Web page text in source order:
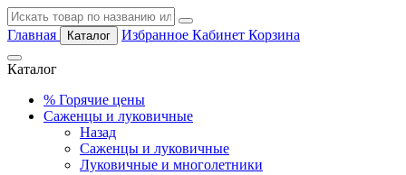
Главная Каталог Избранное Кабинет Корзина
Каталог
% Горячие цены
Саженцы и луковичные
Назад
Саженцы и луковичные
Луковичные и многолетники